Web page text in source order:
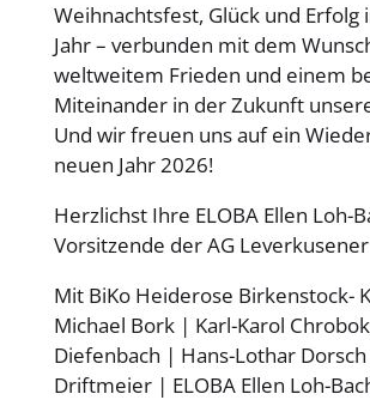
Weihnachtsfest, Glück und Erfolg
Jahr – verbunden mit dem
weltweitem Frieden und einem
Miteinander in der Zukunft
Und wir freuen uns auf ein
neuen Jahr 2026!
Herzlichst Ihre ELOBA Ellen Loh-
Vorsitzende der AG
Mit BiKo Heiderose Birkenstock-
Michael Bork | Karl-Karol
Diefenbach | Hans-Lothar
Driftmeier | ELOBA Ellen Loh-